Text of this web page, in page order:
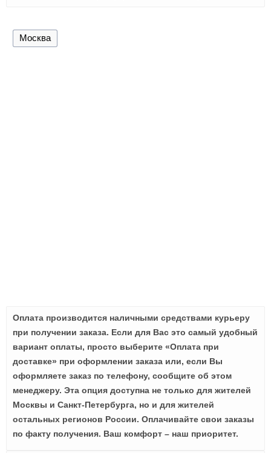
Москва
Оплата производится наличными средствами курьеру
при получении заказа. Если для Вас это самый удобный
вариант оплаты, просто выберите «Оплата при
доставке» при оформлении заказа или, если Вы
оформляете заказ по телефону, сообщите об этом
менеджеру. Эта опция доступна не только для жителей
Москвы и Санкт-Петербурга, но и для жителей
остальных регионов России. Оплачивайте свои заказы
по факту получения. Ваш комфорт – наш приоритет.